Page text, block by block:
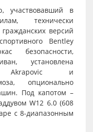
участвовавший в
технически
версий
Bentley
безопасности,
установлена
Akrapovic и
опционально
Под капотом –
W12 6.0 (608
с 8-диапазонным